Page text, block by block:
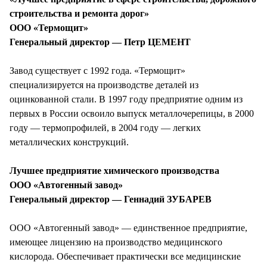
строительства и ремонта дорог»
ООО «Термощит»
Генеральный директор — Петр ЦЕМЕНТ
Завод существует с 1992 года. «Термощит»
специализируется на производстве деталей из
оцинкованной стали. В 1997 году предприятие одним из
первых в России освоило выпуск металлочерепицы, в 2000
году — термопрофилей, в 2004 году — легких
металлических конструкций.
Лучшее предприятие химического производства
ООО «Автогенный завод»
Генеральный директор — Геннадий ЗУБАРЕВ
ООО «Автогенный завод» — единственное предприятие,
имеющее лицензию на производство медицинского
кислорода. Обеспечивает практически все медицинские